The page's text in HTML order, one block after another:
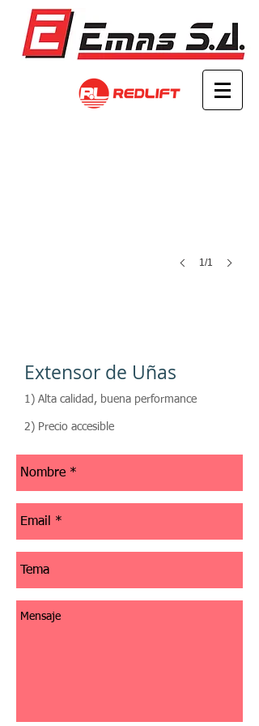
1/1
Extensor de Uñas
1) Alta calidad, buena performance
2) Precio accesible